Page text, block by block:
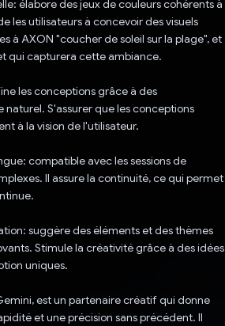
élabore des jeux de couleurs cohérents à
les utilisateurs à concevoir des visuels
à AXON "coucher de soleil sur la plage", et
qui capturera cette ambiance.
les conceptions grâce à des
S'assurer que les conceptions
à la vision de l'utilisateur.
compatible avec les sessions de
Il assure la continuité, ce qui permet
suggère des éléments et des thèmes
Stimule la créativité grâce à des idées
uniques.
est un partenaire créatif qui donne
et une précision sans précédent. Il